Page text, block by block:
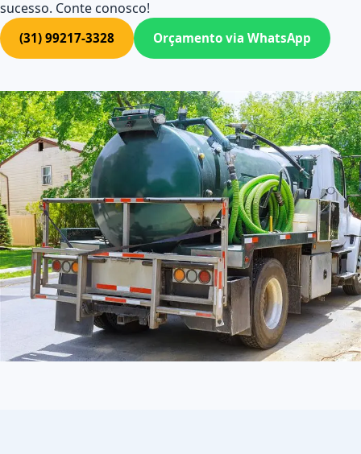
sucesso. Conte conosco!
(31) 99217-3328 Orçamento via WhatsApp